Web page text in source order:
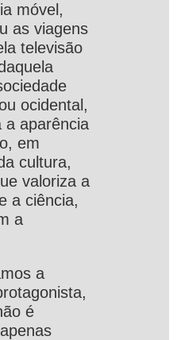
móvel,
as viagens
televisão
ocidental,
a aparência
em
cultura,
valoriza a
a ciência,
a
a
é